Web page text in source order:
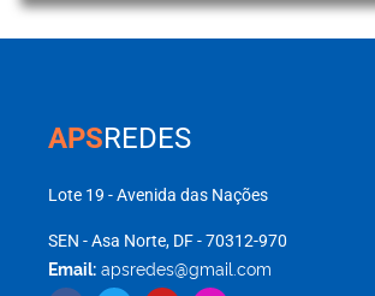
APSREDES
Lote 19 - Avenida das Nações
SEN - Asa Norte, DF - 70312-970
Email: apsredes@gmail.com